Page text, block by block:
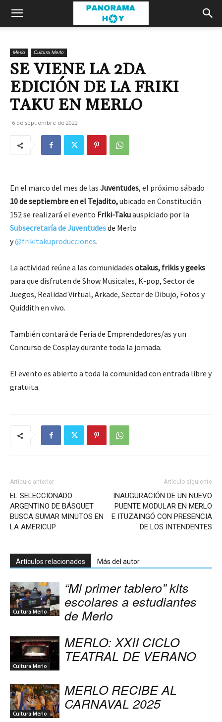
Merlo Cultura Merlo
SE VIENE LA 2DA
EDICIÓN DE LA FRIKI
TAKU EN MERLO
6 de septiembre de 2022
En el marco del mes de las Juventudes, el próximo sábado
10 de septiembre en el Tejadito,ubicado en Constitución
152 se realizará el evento Friki-Takuauspiciado por la
Subsecretaría de Juventudesde Merlo
y@frikitakuproducciones.
La actividad reúne a las comunidades otakus, frikis y geeks
para que disfruten de Show Musicales, K-pop, Sector de
Juegos, Realidad Virtual, Arkade, Sector de Dibujo, Fotos y
Quiddith en vivo.
También contará de Feria de Emprendedores/as y un
Concurso de Cosplay durante toda la jornada.
El evento es abierto a toda la comunidad con entrada libre y
gratuita.
Artículo anterior
EL SELECCIONADO
ARGENTINO DE BÁSQUET
BUSCA SUMAR MINUTOS EN
LA AMERICUP
Artículo siguiente
INAUGURACIÓN DE UN NUEVO
PUENTE MODULAR EN MERLO
E ITUZAINGÓ CON PRESENCIA
DE LOS INTENDENTES
Artículos relacionados Más del autor
Cultura Merlo
“Mi primer tablero” kits
escolares a estudiantes
de Merlo
Cultura Merlo
MERLO: XXII CICLO
TEATRAL DE VERANO
Cultura Merlo
MERLO RECIBE AL
CARNAVAL 2025